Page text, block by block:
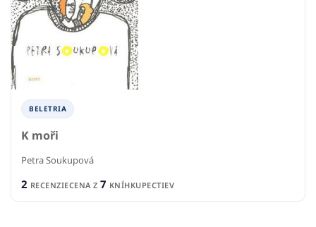
BELETRIA
K moři
Petra Soukupová
2 RECENZIECENA Z 7 KNÍHKUPECTIEV